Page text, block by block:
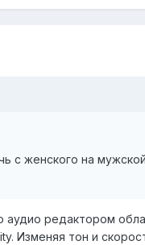
женского на
аудио редактором
Изменяя тон и